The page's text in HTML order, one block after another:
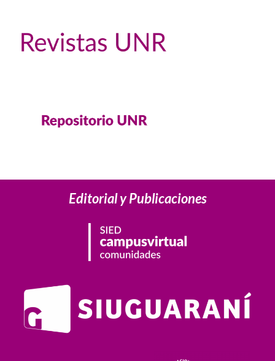
Editorial y Publicaciones